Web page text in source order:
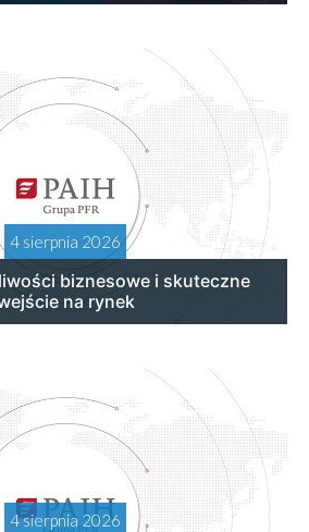
4 sierpnia 2026
biznesowe i skuteczne
na rynek
4 sierpnia 2026